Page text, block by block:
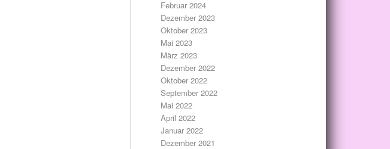
Februar 2024
Dezember 2023
Oktober 2023
Mai 2023
März 2023
Dezember 2022
Oktober 2022
September 2022
Mai 2022
April 2022
Januar 2022
Dezember 2021